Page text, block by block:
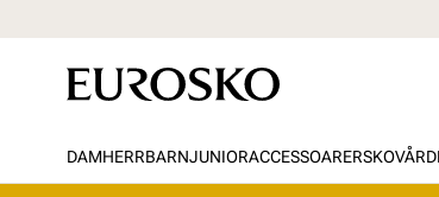
DAMHERRBARNJUNIORACCESSOARERSKOVÅRD